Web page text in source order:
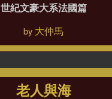
世紀文豪大系法國篇
by 大仲馬
老人與海